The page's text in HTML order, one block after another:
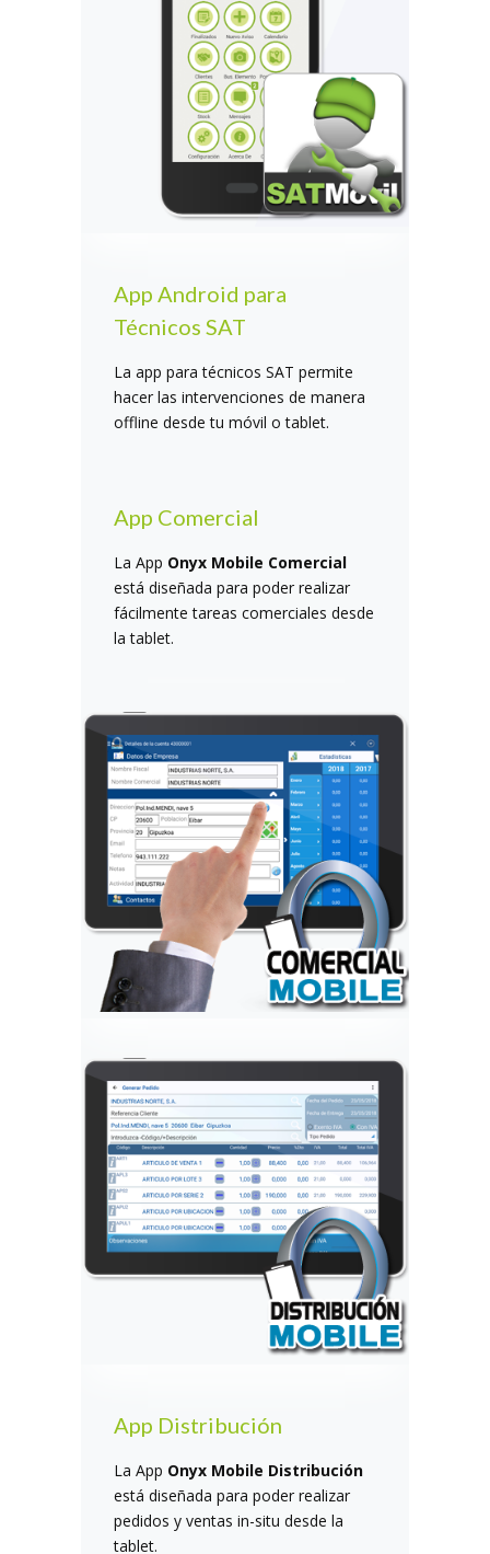
App Android para
Técnicos SAT
La app para técnicos SAT permite
hacer las intervenciones de manera
offline desde tu móvil o tablet.
App Comercial
La App Onyx Mobile Comercial
está diseñada para poder realizar
fácilmente tareas comerciales desde
la tablet.
App Distribución
La App Onyx Mobile Distribución
está diseñada para poder realizar
pedidos y ventas in-situ desde la
tablet.